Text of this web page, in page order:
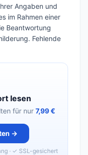
Angaben und
im Rahmen einer
Beantwortung
Fehlende
lesen
für nur 7,99 €
→
· ✓ SSL-gesichert